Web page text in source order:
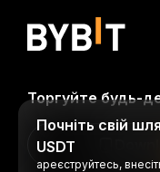
Торгуйте будь-
Почніть свій
USDT
ареєструйтесь,